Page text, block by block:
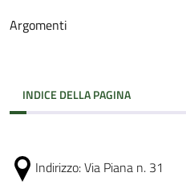
Argomenti
INDICE DELLA PAGINA
Indirizzo:Via Piana n. 31